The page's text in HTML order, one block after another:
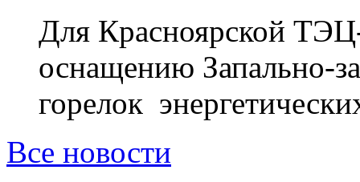
Для Красноярской
оснащению Запально-
горелок
Все новости